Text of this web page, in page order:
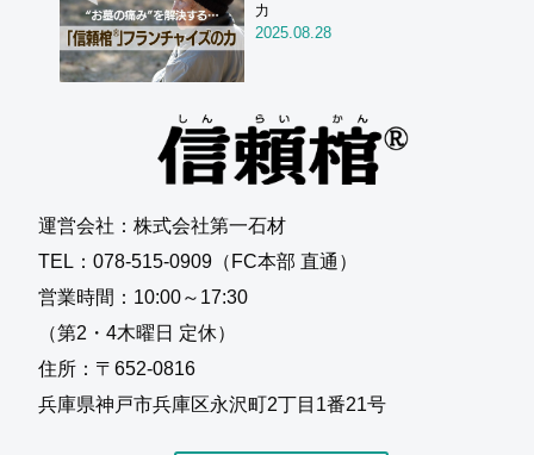
力
2025.08.28
運営会社：株式会社第一石材
TEL：078-515-0909（FC本部 直通）
営業時間：10:00～17:30
（第2・4木曜日 定休）
住所：〒652-0816
兵庫県神戸市兵庫区永沢町2丁目1番21号